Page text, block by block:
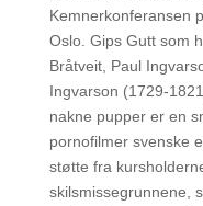
Kemnerkonferansen
Oslo. Gips Gutt som
Bråtveit, Paul
Ingvarson (1729-
nakne pupper er en
pornofilmer svenske
støtte fra
skilsmissegrunnene,